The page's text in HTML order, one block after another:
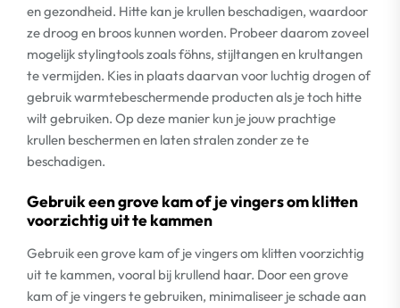
en gezondheid. Hitte kan je krullen beschadigen, waardoor
ze droog en broos kunnen worden. Probeer daarom zoveel
mogelijk stylingtools zoals föhns, stijltangen en krultangen
te vermijden. Kies in plaats daarvan voor luchtig drogen of
gebruik warmtebeschermende producten als je toch hitte
wilt gebruiken. Op deze manier kun je jouw prachtige
krullen beschermen en laten stralen zonder ze te
beschadigen.
Gebruik een grove kam of je vingers om klitten
voorzichtig uit te kammen
Gebruik een grove kam of je vingers om klitten voorzichtig
uit te kammen, vooral bij krullend haar. Door een grove
kam of je vingers te gebruiken, minimaliseer je schade aan